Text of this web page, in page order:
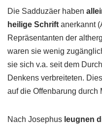
Die Sadduzäer haben
heilige Schrift anerkannt
Repräsentanten der
waren sie wenig
sie sich v.a. seit dem
Denkens verbreiteten.
auf die Offenbarung durch
Nach Josephus leugnen